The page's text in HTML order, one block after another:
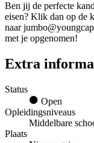
Ben jij de perfecte
eisen? Klik dan op de
naar
met je opgenomen!
Extra
Status
Open
Opleidingsniveaus
Middelbare
Plaats